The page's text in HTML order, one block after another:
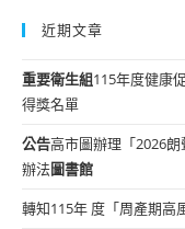
近期文章
重要衛生組115年度健康
得獎名單
公告高市圖辦理「2026
辦法圖書館
轉知115年 度「周產期高